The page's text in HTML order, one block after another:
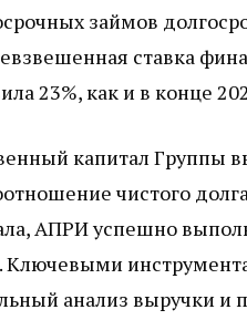
займов
ставка
23%, как и в конце
капитал Группы
чистого
АПРИ успешно
Ключевыми
анализ выручки и